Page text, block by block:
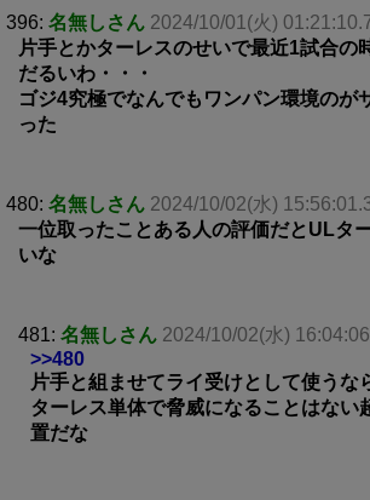
396: 名無しさん 2024/10/01(火)
片手とかターレスのせいで最近1試合の
だるいわ・・・
ゴジ4究極でなんでもワンパン環境のが
った
480: 名無しさん 2024/10/02(水)
一位取ったことある人の評価だとULタ
いな
481: 名無しさん 2024/10/02(水)
>>480
片手と組ませてライ受けとして使うな
ターレス単体で脅威になることはない
置だな